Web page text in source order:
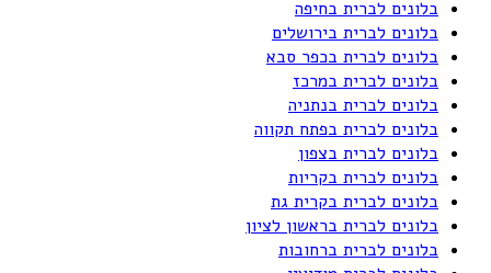
בלונים לברית בחיפה
בלונים לברית בירושלים
בלונים לברית בכפר סבא
בלונים לברית במרכז
בלונים לברית בנתניה
בלונים לברית בפתח תקווה
בלונים לברית בצפון
בלונים לברית בקריות
בלונים לברית בקרית גת
בלונים לברית בראשון לציון
בלונים לברית ברחובות